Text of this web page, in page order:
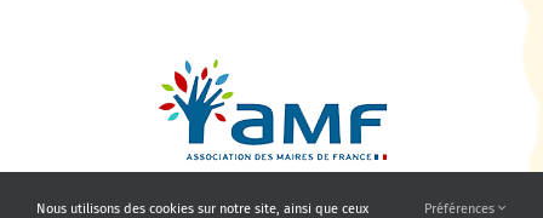
Nous utilisons des cookies sur notre site, ainsi que ceux Préférences